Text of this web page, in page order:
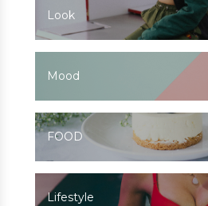
Look
Mood
FOOD
Lifestyle